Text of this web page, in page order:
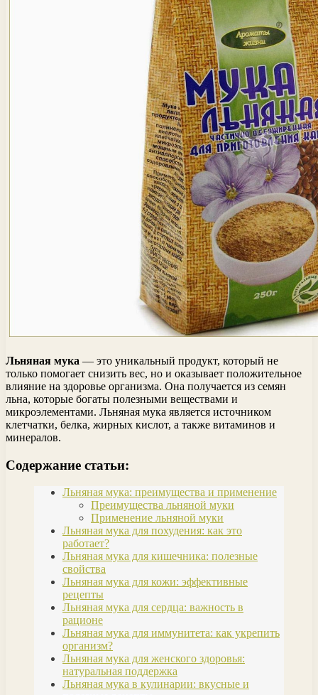
Льняная мука — это уникальный продукт, который не
только помогает снизить вес, но и оказывает положительное
влияние на здоровье организма. Она получается из семян
льна, которые богаты полезными веществами и
микроэлементами. Льняная мука является источником
клетчатки, белка, жирных кислот, а также витаминов и
минералов.
Содержание статьи:
Льняная мука: преимущества и применение
Преимущества льняной муки
Применение льняной муки
Льняная мука для похудения: как это
работает?
Льняная мука для кишечника: полезные
свойства
Льняная мука для кожи: эффективные
рецепты
Льняная мука для сердца: важность в
рационе
Льняная мука для иммунитета: как укрепить
организм?
Льняная мука для женского здоровья:
натуральная поддержка
Льняная мука в кулинарии: вкусные и